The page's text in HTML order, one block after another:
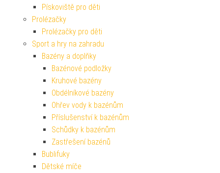
Pískoviště pro děti
Prolézačky
Prolézačky pro děti
Sport a hry na zahradu
Bazény a doplňky
Bazénové podložky
Kruhové bazény
Obdélníkové bazény
Ohřev vody k bazénům
Příslušenství k bazénům
Schůdky k bazénům
Zastřešení bazénů
Bublifuky
Dětské míče